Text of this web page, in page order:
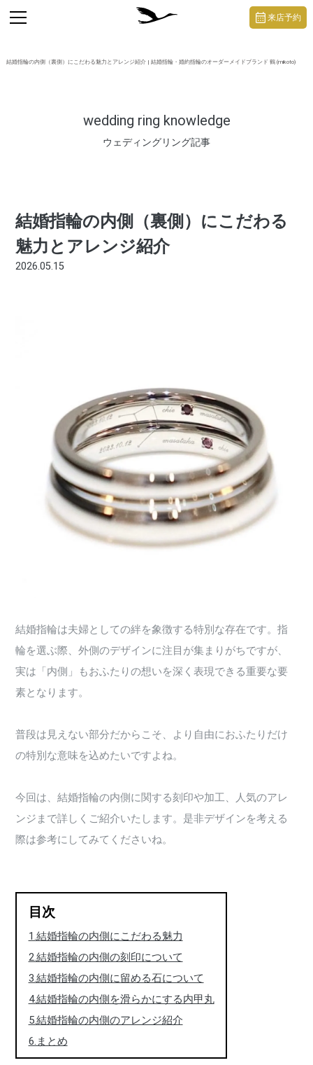
結婚指輪の内側（裏側）にこだわる魅力とアレンジ紹介 | 結婚指輪・婚約指輪のオーダーメイドブランド 鶴 (mikoto)
wedding ring knowledge
ウェディングリング記事
toggle
navigation
来店予約
結婚指輪の内側（裏側）にこだわる
魅力とアレンジ紹介
2026.05.15
結婚指輪は夫婦としての絆を象徴する特別な存在です。指
輪を選ぶ際、外側のデザインに注目が集まりがちですが、
実は「内側」もおふたりの想いを深く表現できる重要な要
素となります。
普段は見えない部分だからこそ、より自由におふたりだけ
の特別な意味を込めたいですよね。
今回は、結婚指輪の内側に関する刻印や加工、人気のアレ
ンジまで詳しくご紹介いたします。是非デザインを考える
際は参考にしてみてくださいね。
目次
1.結婚指輪の内側にこだわる魅力
2.結婚指輪の内側の刻印について
3.結婚指輪の内側に留める石について
4.結婚指輪の内側を滑らかにする内甲丸
5.結婚指輪の内側のアレンジ紹介
6.まとめ